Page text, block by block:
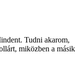
Tudni akarom,
miközben a másik